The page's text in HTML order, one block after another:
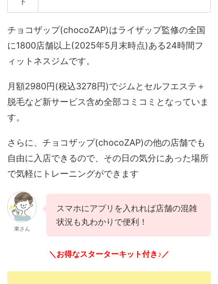
チョコザップ(chocoZAP)はライザップ監修の全国
に1800店舗以上(2025年5月末時点)ある24時間フ
ィットネスジムです。
月額2980円(税込3278円)でジムとセルフエステ＋
脱毛など新サービス含め全部コミコミとなっていま
す。
さらに、チョコザップ(chocoZAP)の他の店舗でも
自由に入店できるので、その日の気分にあった場所
で気軽にトレーニングができます
東さん
スマホにアプリを入れれば店舗の混雑
状況も丸わかりで便利！
＼お得なスターターキット付き♪／